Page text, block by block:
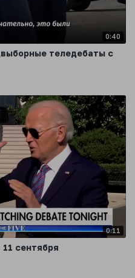
0:40
теледебаты с
0:11
сентября